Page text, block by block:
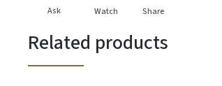
Ask Watch Share
Related products